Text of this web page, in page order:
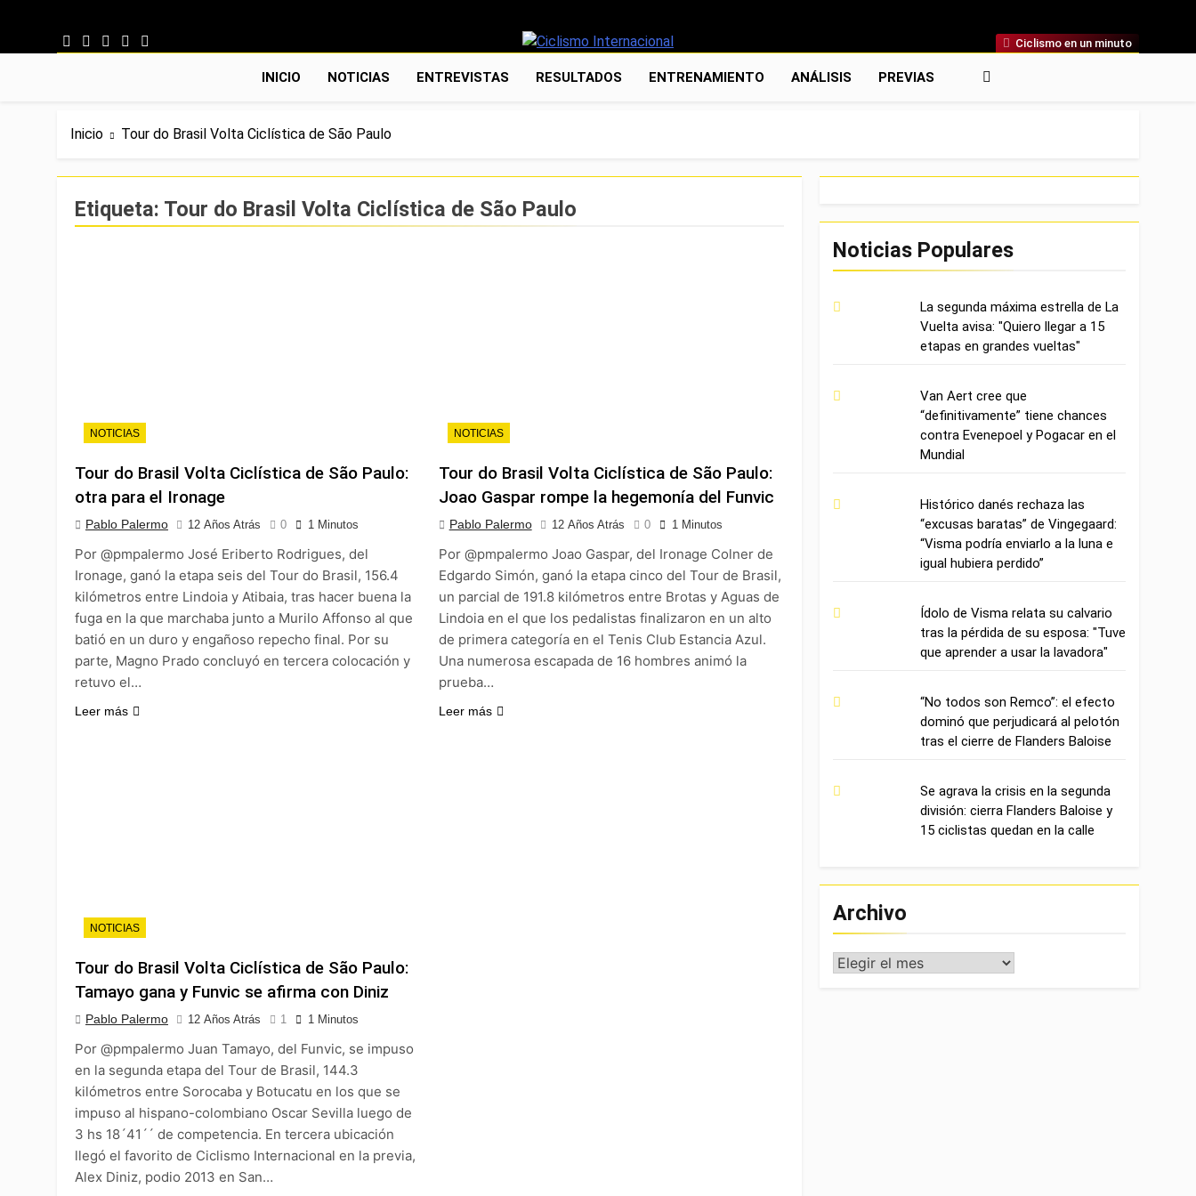
Ciclismo Internacional
Web Dedicada Al Ciclismo Mundial. Entrevistas, Análisis, Crónicas, Previas Y Más. La Web Ciclista
Ciclismo en un minuto
INICIO NOTICIAS ENTREVISTAS RESULTADOS ENTRENAMIENTO ANÁLISIS PREVIAS
Inicio Tour do Brasil Volta Ciclística de São Paulo
Etiqueta: Tour do Brasil Volta Ciclística de São Paulo
NOTICIAS
Tour do Brasil Volta Ciclística de São Paulo:
otra para el Ironage
Pablo Palermo 12 Años Atrás 0 1 Minutos
Por @pmpalermo José Eriberto Rodrigues, del
Ironage, ganó la etapa seis del Tour do Brasil, 156.4
kilómetros entre Lindoia y Atibaia, tras hacer buena la
fuga en la que marchaba junto a Murilo Affonso al que
batió en un duro y engañoso repecho final. Por su
parte, Magno Prado concluyó en tercera colocación y
retuvo el…
Leer más
NOTICIAS
Tour do Brasil Volta Ciclística de São Paulo:
Joao Gaspar rompe la hegemonía del Funvic
Pablo Palermo 12 Años Atrás 0 1 Minutos
Por @pmpalermo Joao Gaspar, del Ironage Colner de
Edgardo Simón, ganó la etapa cinco del Tour de Brasil,
un parcial de 191.8 kilómetros entre Brotas y Aguas de
Lindoia en el que los pedalistas finalizaron en un alto
de primera categoría en el Tenis Club Estancia Azul.
Una numerosa escapada de 16 hombres animó la
prueba…
Leer más
NOTICIAS
Tour do Brasil Volta Ciclística de São Paulo:
Tamayo gana y Funvic se afirma con Diniz
Pablo Palermo 12 Años Atrás 1 1 Minutos
Por @pmpalermo Juan Tamayo, del Funvic, se impuso
en la segunda etapa del Tour de Brasil, 144.3
kilómetros entre Sorocaba y Botucatu en los que se
impuso al hispano-colombiano Oscar Sevilla luego de
3 hs 18´41´´ de competencia. En tercera ubicación
llegó el favorito de Ciclismo Internacional en la previa,
Alex Diniz, podio 2013 en San…
Noticias Populares
La segunda máxima estrella de La
Vuelta avisa: "Quiero llegar a 15
etapas en grandes vueltas"
Van Aert cree que
“definitivamente” tiene chances
contra Evenepoel y Pogacar en el
Mundial
Histórico danés rechaza las
“excusas baratas” de Vingegaard:
“Visma podría enviarlo a la luna e
igual hubiera perdido”
Ídolo de Visma relata su calvario
tras la pérdida de su esposa: "Tuve
que aprender a usar la lavadora"
“No todos son Remco”: el efecto
dominó que perjudicará al pelotón
tras el cierre de Flanders Baloise
Se agrava la crisis en la segunda
división: cierra Flanders Baloise y
15 ciclistas quedan en la calle
Archivo
Archivo